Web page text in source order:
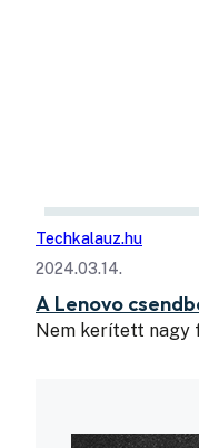
Techkalauz.hu
2024.03.14.
A Lenovo
Nem kerített nagy